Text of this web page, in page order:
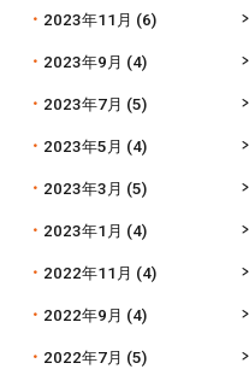
2023年11月 (6)
2023年9月 (4)
2023年7月 (5)
2023年5月 (4)
2023年3月 (5)
2023年1月 (4)
2022年11月 (4)
2022年9月 (4)
2022年7月 (5)